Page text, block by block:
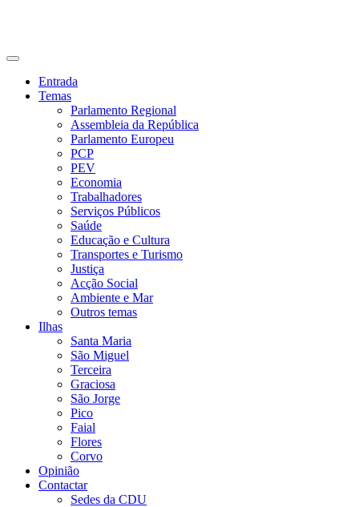
Entrada
Temas
Parlamento Regional
Assembleia da República
Parlamento Europeu
PCP
PEV
Economia
Trabalhadores
Serviços Públicos
Saúde
Educação e Cultura
Transportes e Turismo
Justiça
Acção Social
Ambiente e Mar
Outros temas
Ilhas
Santa Maria
São Miguel
Terceira
Graciosa
São Jorge
Pico
Faial
Flores
Corvo
Opinião
Contactar
Sedes da CDU